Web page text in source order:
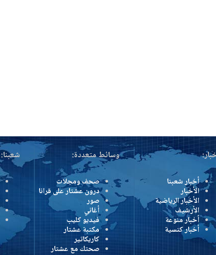
أخبار شعبنا
الأخبار
الأخبار الرياضية
الأرشيف
أخبار منوعة
أخبار كنسية
وسائط متعددة:
صحف ومجلات
درون عشتار على قرانا
صور
أغاني
فيديو كليب
مكتبة عشتار
كاريكاتير
صحتك مع عشتار
شعبنا: